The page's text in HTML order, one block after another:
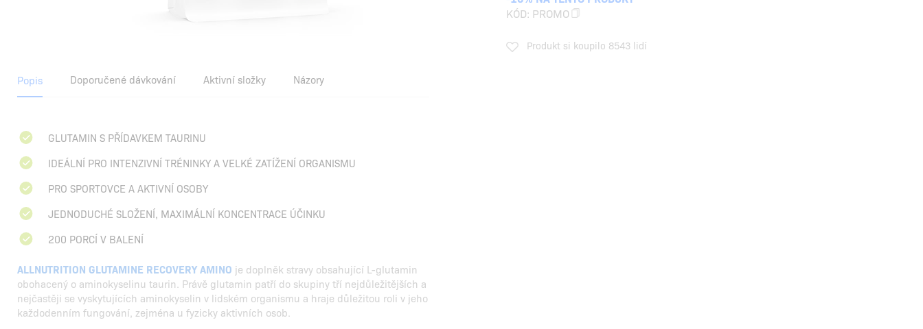
KÓD: PROMO
Produkt si koupilo 8543 lidí
Popis Doporučené dávkování Aktivní složky Názory
GLUTAMIN S PŘÍDAVKEM TAURINU
IDEÁLNÍ PRO INTENZIVNÍ TRÉNINKY A VELKÉ ZATÍŽENÍ ORGANISMU
PRO SPORTOVCE A AKTIVNÍ OSOBY
JEDNODUCHÉ SLOŽENÍ, MAXIMÁLNÍ KONCENTRACE ÚČINKU
200 PORCÍ V BALENÍ
ALLNUTRITION GLUTAMINE RECOVERY AMINO je doplněk stravy obsahující L-glutamin
obohacený o aminokyselinu taurin. Právě glutamin patří do skupiny tří nejdůležitějších a
nejčastěji se vyskytujících aminokyselin v lidském organismu a hraje důležitou roli v jeho
každodenním fungování, zejména u fyzicky aktivních osob.